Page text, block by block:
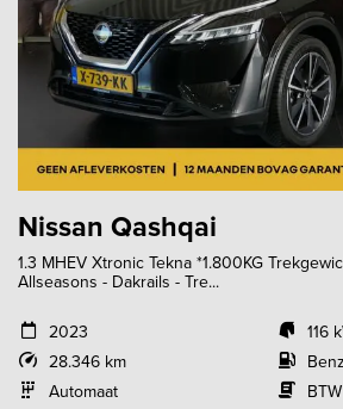
Nissan Qashqai
1.3 MHEV Xtronic Tekna *1.800KG
Allseasons - Dakrails - Tre...
2023
28.346 km
Automaat
116
BTW